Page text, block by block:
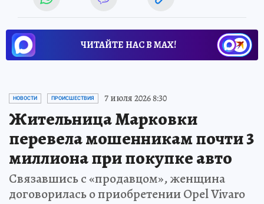
ЧИТАЙТЕ НАС В МАХ!
НОВОСТИ ПРОИСШЕСТВИЯ 7 июля 2026 8:30
Жительница Марковки
перевела мошенникам почти 3
миллиона при покупке авто
Связавшись с «продавцом», женщина
договорилась о приобретении Opel Vivaro